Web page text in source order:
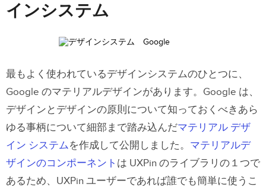
インシステム
最もよく使われているデザインシステムのひとつに、
Google のマテリアルデザインがあります。Google は、
デザインとデザインの原則について知っておくべきあら
ゆる事柄について細部まで踏み込んだマテリアル デザ
イン システムを作成して公開しました。 マテリアルデ
ザインのコンポーネント は UXPin のライブラリの１つで
あるため、UXPin ユーザーであれば誰でも簡単に使うこ